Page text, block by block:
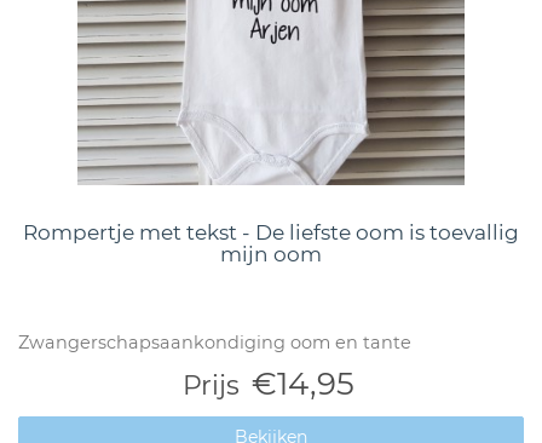
Rompertje met tekst - De liefste oom is toevallig
mijn oom
Zwangerschapsaankondiging oom en tante
Prijs €14,95
Bekijken